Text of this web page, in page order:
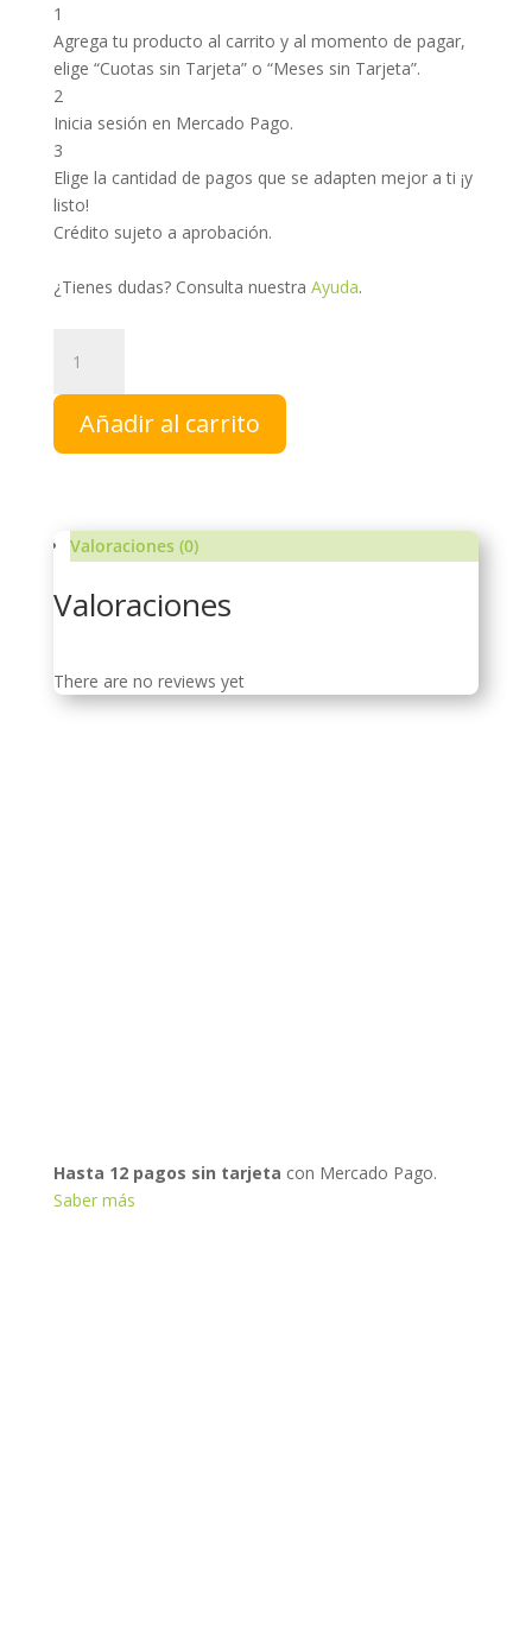
1
Agrega tu producto al carrito y al momento de pagar,
elige “Cuotas sin Tarjeta” o “Meses sin Tarjeta”.
2
Inicia sesión en Mercado Pago.
3
Elige la cantidad de pagos que se adapten mejor a ti ¡y
listo!
Crédito sujeto a aprobación.
¿Tienes dudas? Consulta nuestra Ayuda.
Miel
Melipona
|
cantidad
Añadir al carrito
Valoraciones (0)
Valoraciones
There are no reviews yet
Hasta 12 pagos sin tarjeta con Mercado Pago.
Saber más